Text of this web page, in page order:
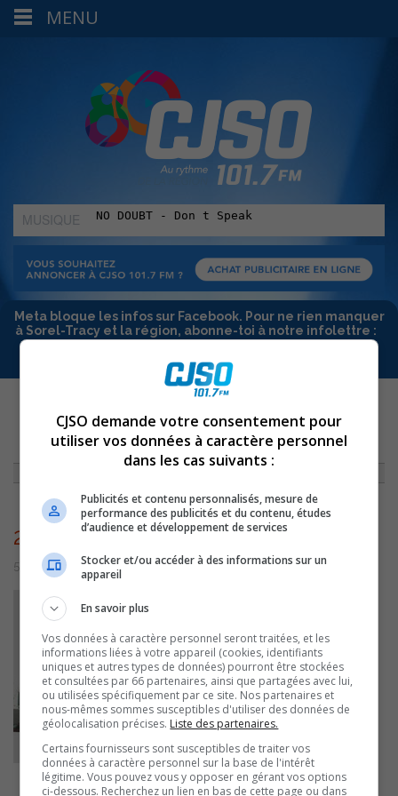
MUSIQUE
:
Meta bloque les infos sur Facebook. Pour ne rien manquer
à Sorel-Tracy et la région, abonne-toi à notre infolettre :
ACCUEIL»ACTUALITÉS»LE PROJET DE L’INSTITUT NATIONAL DE LA
PIERRE ET DU TECHNOCENTRE EST TOUJOURS VIVANT»260
260
5 juillet 2016 | Par admin
MENU
CJSO demande votre consentement pour
utiliser vos données à caractère personnel
dans les cas suivants :
Publicités et contenu personnalisés, mesure de
performance des publicités et du contenu, études
d’audience et développement de services
Stocker et/ou accéder à des informations sur un
appareil
En savoir plus
Vos données à caractère personnel seront traitées, et les
informations liées à votre appareil (cookies, identifiants
uniques et autres types de données) pourront être stockées
et consultées par 66 partenaires, ainsi que partagées avec lui,
ou utilisées spécifiquement par ce site. Nos partenaires et
nous-mêmes sommes susceptibles d'utiliser des données de
géolocalisation précises. Liste des partenaires.
Certains fournisseurs sont susceptibles de traiter vos
données à caractère personnel sur la base de l'intérêt
légitime. Vous pouvez vous y opposer en gérant vos options
ci-dessous. Recherchez un lien en bas de cette page ou dans